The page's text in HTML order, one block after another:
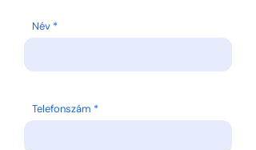
Név
Telefonszám